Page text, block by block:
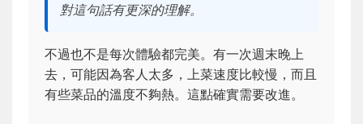
對這句話有更深的理解。
不過也不是每次體驗都完美。有一次週末晚上
去，可能因為客人太多，上菜速度比較慢，而且
有些菜品的溫度不夠熱。這點確實需要改進。